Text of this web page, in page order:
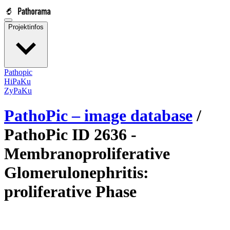
Projektinfos
Pathopic
HiPaKu
ZyPaKu
PathoPic – image database /
PathoPic ID 2636 -
Membranoproliferative
Glomerulonephritis:
proliferative Phase